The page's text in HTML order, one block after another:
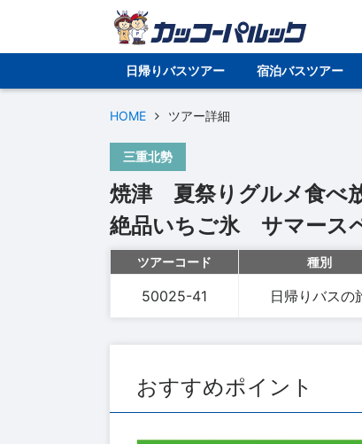
日帰りバスツアー 宿泊バスツアー
HOME ツアー詳細
三重北勢
焼津 夏祭りグルメ食べ
絶品いちご氷 サマース
ツアーコード 種別
50025-41 日帰りバスの
おすすめポイント